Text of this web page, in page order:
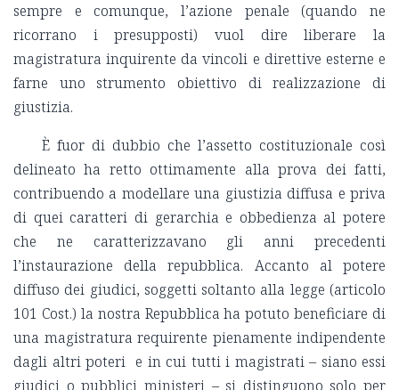
sempre e comunque, l’azione penale (quando ne
ricorrano i presupposti) vuol dire liberare la
magistratura inquirente da vincoli e direttive esterne e
farne uno strumento obiettivo di realizzazione di
giustizia.
È fuor di dubbio che l’assetto costituzionale così
delineato ha retto ottimamente alla prova dei fatti,
contribuendo a modellare una giustizia diffusa e priva
di quei caratteri di gerarchia e obbedienza al potere
che ne caratterizzavano gli anni precedenti
l’instaurazione della repubblica. Accanto al potere
diffuso dei giudici, soggetti soltanto alla legge (articolo
101 Cost.) la nostra Repubblica ha potuto beneficiare di
una magistratura requirente pienamente indipendente
dagli altri poteri e in cui tutti i magistrati – siano essi
giudici o pubblici ministeri – si distinguono solo per